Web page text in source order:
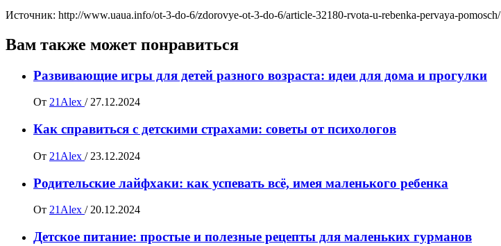
Источник: http://www.uaua.info/ot-3-do-6/zdorovye-ot-3-do-6/article-32180-rvota-u-rebenka-pervaya-pomosch/
Вам также может понравиться
Развивающие игры для детей разного возраста: идеи для дома и прогулки
От 21Alex / 27.12.2024
Как справиться с детскими страхами: советы от психологов
От 21Alex / 23.12.2024
Родительские лайфхаки: как успевать всё, имея маленького ребенка
От 21Alex / 20.12.2024
Детское питание: простые и полезные рецепты для маленьких гурманов